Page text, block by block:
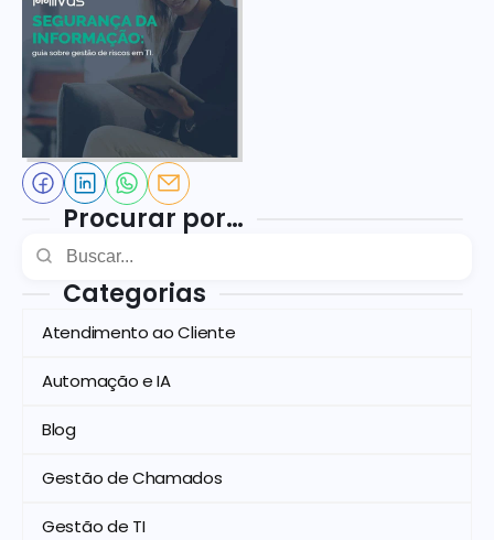
Procurar por…
Categorias
Atendimento ao Cliente
Automação e IA
Blog
Gestão de Chamados
Gestão de TI